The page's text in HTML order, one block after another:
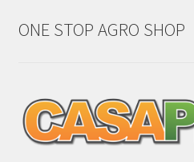
ONE STOP AGRO SHOP